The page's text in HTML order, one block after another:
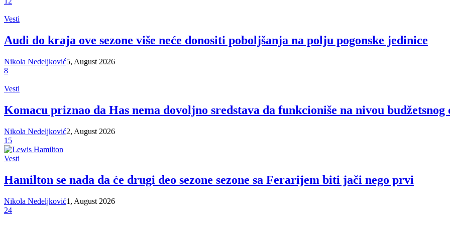
Vesti
Audi do kraja ove sezone više neće donositi poboljšanja na polju pogonske jedinice
Nikola Nedeljković5, August 2026
8
Vesti
Komacu priznao da Has nema dovoljno sredstava da funkcioniše na nivou budžetsnog
Nikola Nedeljković2, August 2026
15
Vesti
Hamilton se nada da će drugi deo sezone sezone sa Ferarijem biti jači nego prvi
Nikola Nedeljković1, August 2026
24